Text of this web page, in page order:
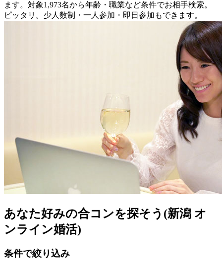
ます。対象1,973名から年齢・職業など条件でお相手検索。
ピッタリ。少人数制・一人参加・即日参加もできます。
あなた好みの合コンを探そう(新潟 オ
ンライン婚活)
条件で絞り込み